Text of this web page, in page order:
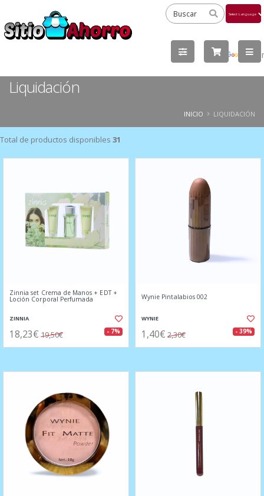
by
Liquidación
INICIO LIQUIDACIÓN
Total de productos disponibles 31
Zinnia set Crema de Manos + EDT +
Loción Corporal Perfumada
ZINNIA
18,23€ 19,50€ - 7%
Wynie Pintalabios 002
WYNIE
1,40€ 2,30€ - 39%